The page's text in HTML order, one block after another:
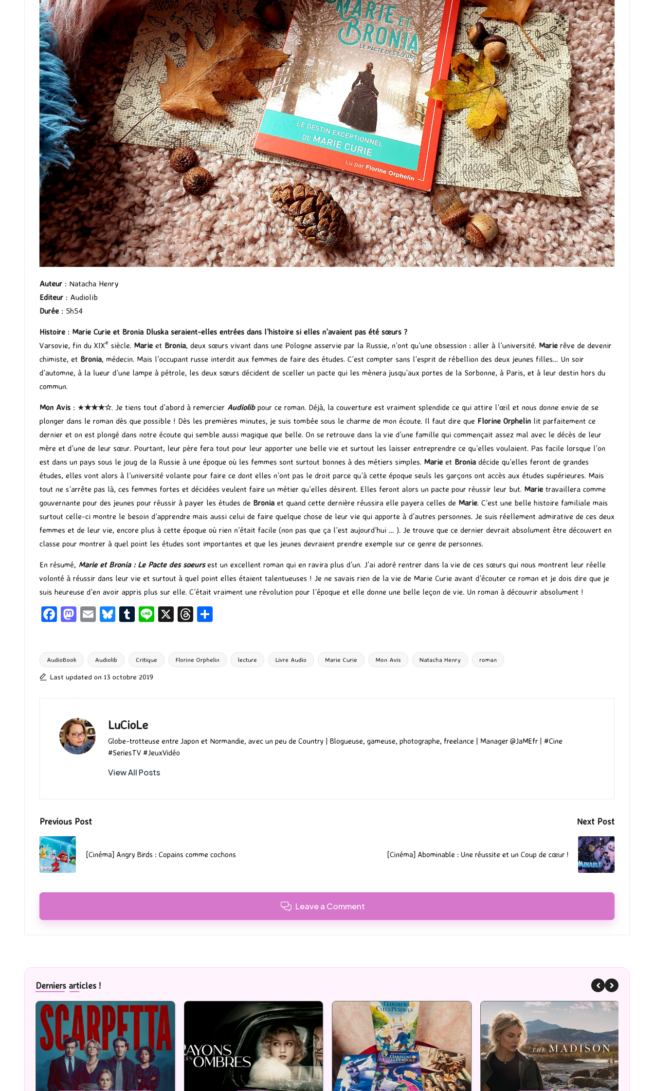
Auteur : Natacha Henry
Editeur : Audiolib
Durée : 5h54
Histoire : Marie Curie et Bronia Dluska seraient-elles entrées dans l’histoire si elles n’avaient pas été sœurs ?
Varsovie, fin du XIXe siècle. Marie et Bronia, deux sœurs vivant dans une Pologne asservie par la Russie, n’ont qu’une obsession : aller à l’université. Marie rêve de devenir
chimiste, et Bronia, médecin. Mais l’occupant russe interdit aux femmes de faire des études. C’est compter sans l’esprit de rébellion des deux jeunes filles… Un soir
d’automne, à la lueur d’une lampe à pétrole, les deux sœurs décident de sceller un pacte qui les mènera jusqu’aux portes de la Sorbonne, à Paris, et à leur destin hors du
commun.
Mon Avis : ★★★★☆. Je tiens tout d’abord à remercier Audiolib pour ce roman. Déjà, la couverture est vraiment splendide ce qui attire l’œil et nous donne envie de se
plonger dans le roman dès que possible ! Dès les premières minutes, je suis tombée sous le charme de mon écoute. Il faut dire que Florine Orphelin lit parfaitement ce
dernier et on est plongé dans notre écoute qui semble aussi magique que belle. On se retrouve dans la vie d’une famille qui commençait assez mal avec le décès de leur
mère et d’une de leur sœur. Pourtant, leur père fera tout pour leur apporter une belle vie et surtout les laisser entreprendre ce qu’elles voulaient. Pas facile lorsque l’on
est dans un pays sous le joug de la Russie à une époque où les femmes sont surtout bonnes à des métiers simples. Marie et Bronia décide qu’elles feront de grandes
études, elles vont alors à l’université volante pour faire ce dont elles n’ont pas le droit parce qu’à cette époque seuls les garçons ont accès aux études supérieures. Mais
tout ne s’arrête pas là, ces femmes fortes et décidées veulent faire un métier qu’elles désirent. Elles feront alors un pacte pour réussir leur but. Marie travaillera comme
gouvernante pour des jeunes pour réussir à payer les études de Bronia et quand cette dernière réussira elle payera celles de Marie. C’est une belle histoire familiale mais
surtout celle-ci montre le besoin d’apprendre mais aussi celui de faire quelque chose de leur vie qui apporte à d’autres personnes. Je suis réellement admirative de ces deux
femmes et de leur vie, encore plus à cette époque où rien n’était facile (non pas que ça l’est aujourd’hui … ). Je trouve que ce dernier devrait absolument être découvert en
classe pour montrer à quel point les études sont importantes et que les jeunes devraient prendre exemple sur ce genre de personnes.
En résumé, Marie et Bronia : Le Pacte des soeursest un excellent roman qui en ravira plus d’un. J’ai adoré rentrer dans la vie de ces sœurs qui nous montrent leur réelle
volonté à réussir dans leur vie et surtout à quel point elles étaient talentueuses ! Je ne savais rien de la vie de Marie Curie avant d’écouter ce roman et je dois dire que je
suis heureuse d’en avoir appris plus sur elle. C’était vraiment une révolution pour l’époque et elle donne une belle leçon de vie. Un roman à découvrir absolument !
Fa
o
o
M
d
o
E
l
Bl
ky
T
bl
r
Li X
T
ds g
Tags:
AudioBook Audiolib Critique Florine Orphelin lecture Livre Audio Marie Curie Mon Avis Natacha Henry roman
Last updated on 13 octobre 2019
LuCioLe
Globe-trotteuse entre Japon et Normandie, avec un peu de Country | Blogueuse, gameuse, photographe, freelance | Manager @JaMEfr | #Cine
#SeriesTV #JeuxVidéo
View All Posts
Post
navigation
Previous Post
[Cinéma] Angry Birds : Copains comme cochons
Next Post
[Cinéma] Abominable : Une réussite et un Coup de cœur !
Leave a Comment
Derniers articles !